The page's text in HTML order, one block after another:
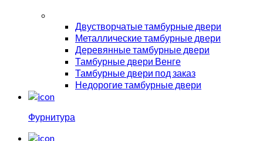
Двустворчатые тамбурные двери
Металлические тамбурные двери
Деревянные тамбурные двери
Тамбурные двери Венге
Тамбурные двери под заказ
Недорогие тамбурные двери
Фурнитура